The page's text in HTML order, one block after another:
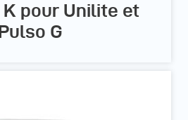
K pour Unilite et
G